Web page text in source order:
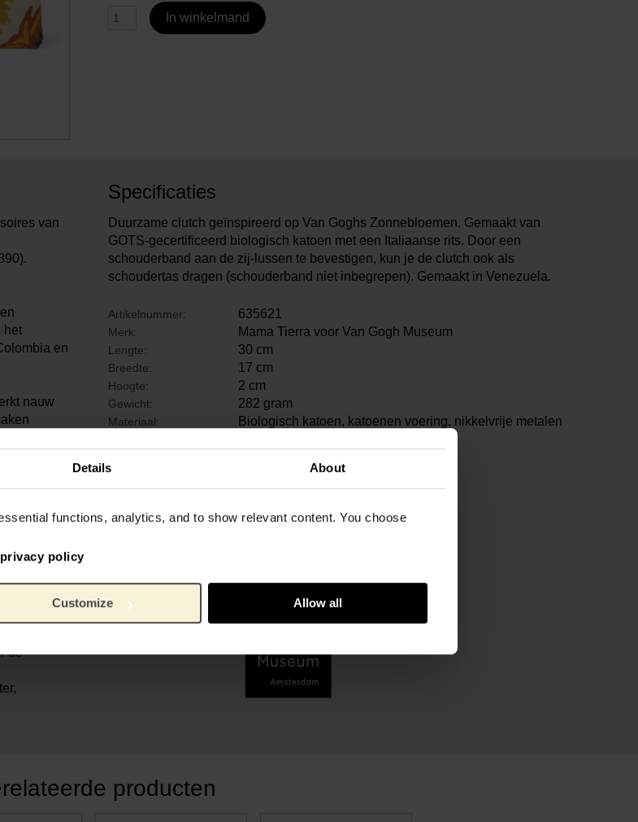
Details About
functions, analytics, and to show relevant content. You choose
privacy policy
Customize Allow all
In winkelmand
van
het
en
nauw
bekend
een stijlvol
de
van
de
Specificaties
Duurzame clutch geïnspireerd op Van Goghs Zonnebloemen. Gemaakt van
GOTS-gecertificeerd biologisch katoen met een Italiaanse rits. Door een
schouderband aan de zij-lussen te bevestigen, kun je de clutch ook als
schoudertas dragen (schouderband niet inbegrepen). Gemaakt in Venezuela.
Artikelnummer: 635621
Merk: Mama Tierra voor Van Gogh Museum
Lengte: 30 cm
Breedte: 17 cm
Hoogte: 2 cm
Gewicht: 282 gram
Materiaal:
Biologisch katoen, katoenen voering, nikkelvrije metalen
producten